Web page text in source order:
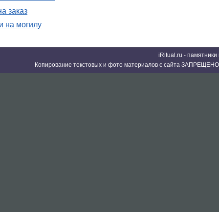
заказ
на могилу
iRitual.ru -
Копирование текстовых и фото материалов с сайта